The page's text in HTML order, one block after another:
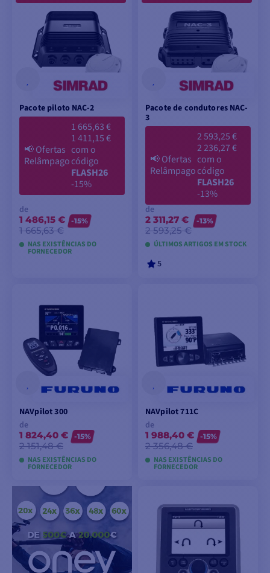
Pacote piloto NAC-2
📢Ofertas
Relâmpago
1 665,63 €
1 411,15 €
com o
código
FLASH26
-15%
de
1 486,15 €
1 665,63 €
-15%
NAS EXISTÊNCIAS DO
FORNECEDOR
Pacote de condutores NAC-
3
📢Ofertas
Relâmpago
2 593,25 €
2 236,27 €
com o
código
FLASH26
-13%
de
2 311,27 €
2 593,25 €
-13%
ÚLTIMOS ARTIGOS EM STOCK
5
NAVpilot 300
de
1 824,40 €
2 151,48 €
-15%
NAS EXISTÊNCIAS DO
FORNECEDOR
VER MODELOS
NAVpilot 711C
de
1 988,40 €
2 356,48 €
-15%
NAS EXISTÊNCIAS DO
FORNECEDOR
VER MODELOS